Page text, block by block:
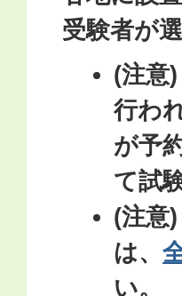
受験者が
(注意
行わ
が予
て試
(注意
は、
い。